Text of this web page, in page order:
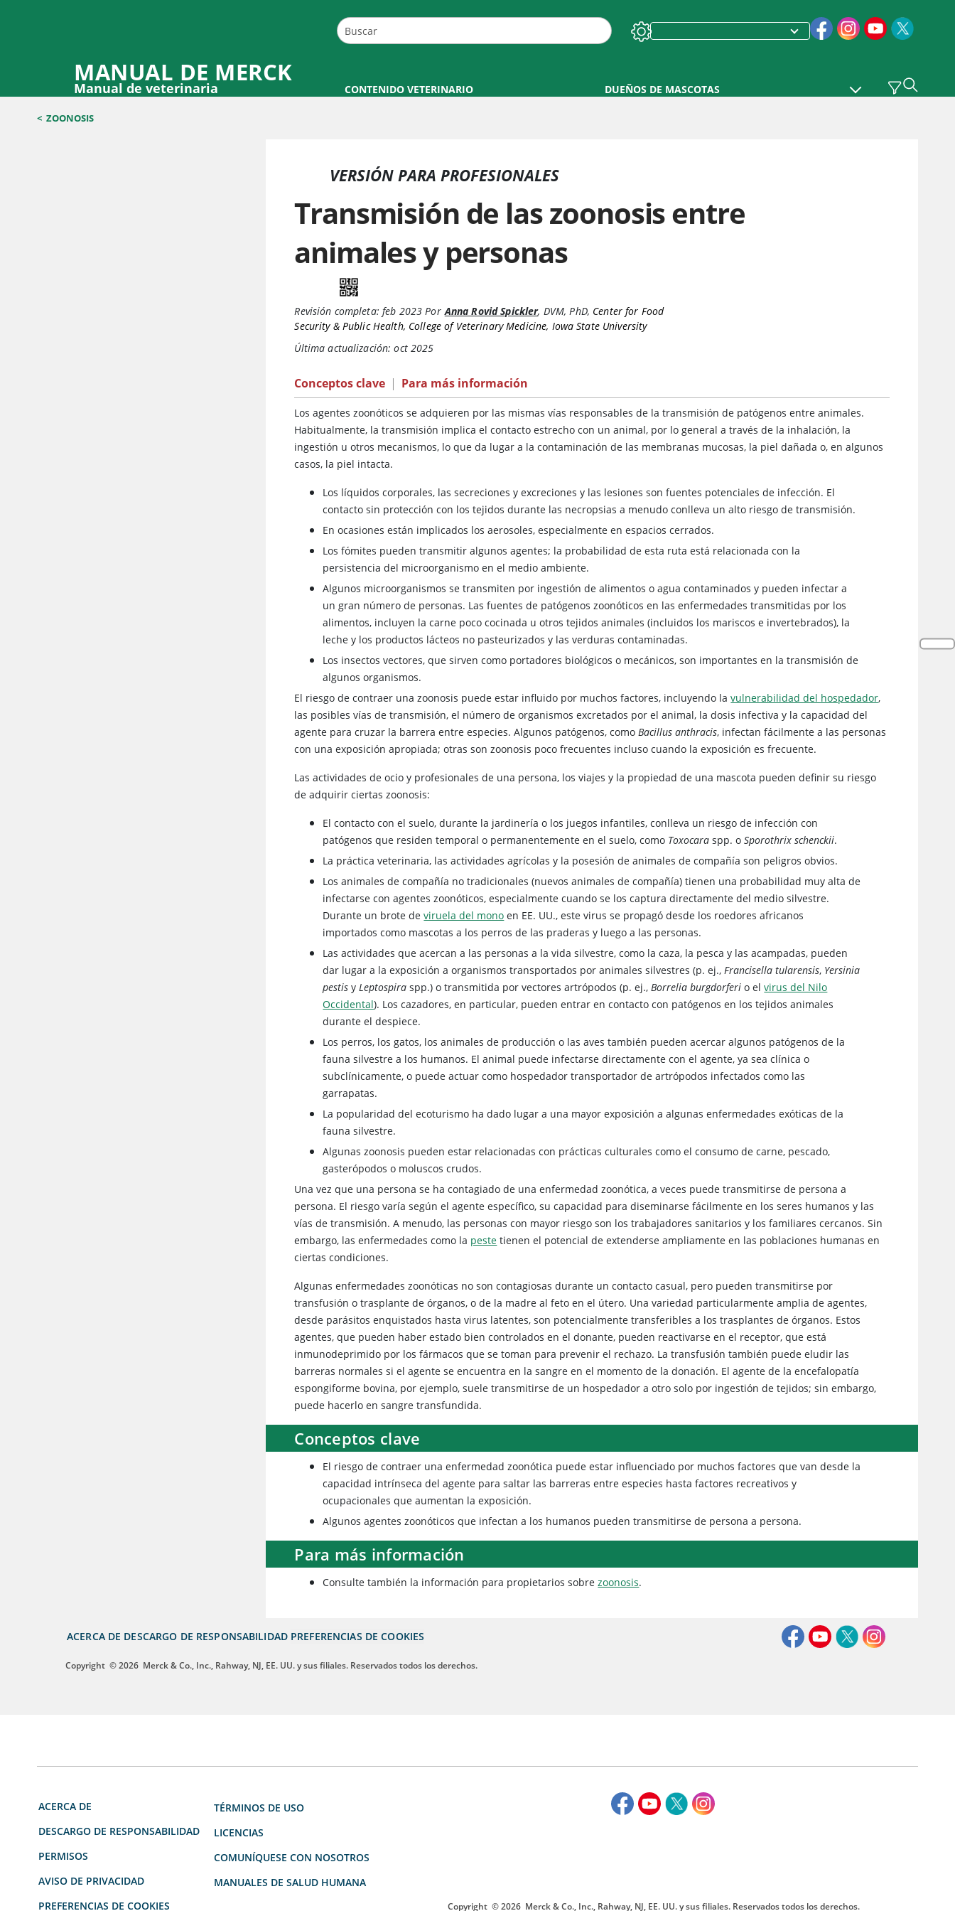
MANUAL DE MERCK
Manual de veterinaria CONTENIDO VETERINARIO DUEÑOS DE MASCOTAS
< ZOONOSIS
VERSIÓN PARA PROFESIONALES
Transmisión de las zoonosis entre
animales y personas
Revisión completa: feb 2023 Por Anna Rovid Spickler, DVM, PhD, Center for Food
Security & Public Health, College of Veterinary Medicine, Iowa State University
Última actualización: oct 2025
Conceptos clave | Para más información
Los agentes zoonóticos se adquieren por las mismas vías responsables de la transmisión de patógenos entre animales.
Habitualmente, la transmisión implica el contacto estrecho con un animal, por lo general a través de la inhalación, la
ingestión u otros mecanismos, lo que da lugar a la contaminación de las membranas mucosas, la piel dañada o, en algunos
casos, la piel intacta.
Los líquidos corporales, las secreciones y excreciones y las lesiones son fuentes potenciales de infección. El
contacto sin protección con los tejidos durante las necropsias a menudo conlleva un alto riesgo de transmisión.
En ocasiones están implicados los aerosoles, especialmente en espacios cerrados.
Los fómites pueden transmitir algunos agentes; la probabilidad de esta ruta está relacionada con la
persistencia del microorganismo en el medio ambiente.
Algunos microorganismos se transmiten por ingestión de alimentos o agua contaminados y pueden infectar a
un gran número de personas. Las fuentes de patógenos zoonóticos en las enfermedades transmitidas por los
alimentos, incluyen la carne poco cocinada u otros tejidos animales (incluidos los mariscos e invertebrados), la
leche y los productos lácteos no pasteurizados y las verduras contaminadas.
Los insectos vectores, que sirven como portadores biológicos o mecánicos, son importantes en la transmisión de
algunos organismos.
El riesgo de contraer una zoonosis puede estar influido por muchos factores, incluyendo lavulnerabilidad del hospedador,
las posibles vías de transmisión, el número de organismos excretados por el animal, la dosis infectiva y la capacidad del
agente para cruzar la barrera entre especies. Algunos patógenos, comoBacillus anthracis, infectan fácilmente a las personas
con una exposición apropiada; otras son zoonosis poco frecuentes incluso cuando la exposición es frecuente.
Las actividades de ocio y profesionales de una persona, los viajes y la propiedad de una mascota pueden definir su riesgo
de adquirir ciertas zoonosis:
El contacto con el suelo, durante la jardinería o los juegos infantiles, conlleva un riesgo de infección con
patógenos que residen temporal o permanentemente en el suelo, como Toxocara spp. oSporothrix schenckii.
La práctica veterinaria, las actividades agrícolas y la posesión de animales de compañía son peligros obvios.
Los animales de compañía no tradicionales (nuevos animales de compañía) tienen una probabilidad muy alta de
infectarse con agentes zoonóticos, especialmente cuando se los captura directamente del medio silvestre.
Durante un brote deviruela del mono en EE. UU., este virus se propagó desde los roedores africanos
importados como mascotas a los perros de las praderas y luego a las personas.
Las actividades que acercan a las personas a la vida silvestre, como la caza, la pesca y las acampadas, pueden
dar lugar a la exposición a organismos transportados por animales silvestres (p. ej.,Francisella tularensis, Yersinia
pestis yLeptospira spp.) o transmitida por vectores artrópodos (p. ej.,Borrelia burgdorferi o elvirus del Nilo
Occidental). Los cazadores, en particular, pueden entrar en contacto con patógenos en los tejidos animales
durante el despiece.
Los perros, los gatos, los animales de producción o las aves también pueden acercar algunos patógenos de la
fauna silvestre a los humanos. El animal puede infectarse directamente con el agente, ya sea clínica o
subclínicamente, o puede actuar como hospedador transportador de artrópodos infectados como las
garrapatas.
La popularidad del ecoturismo ha dado lugar a una mayor exposición a algunas enfermedades exóticas de la
fauna silvestre.
Algunas zoonosis pueden estar relacionadas con prácticas culturales como el consumo de carne, pescado,
gasterópodos o moluscos crudos.
Una vez que una persona se ha contagiado de una enfermedad zoonótica, a veces puede transmitirse de persona a
persona. El riesgo varía según el agente específico, su capacidad para diseminarse fácilmente en los seres humanos y las
vías de transmisión. A menudo, las personas con mayor riesgo son los trabajadores sanitarios y los familiares cercanos. Sin
embargo, las enfermedades como la peste tienen el potencial de extenderse ampliamente en las poblaciones humanas en
ciertas condiciones.
Algunas enfermedades zoonóticas no son contagiosas durante un contacto casual, pero pueden transmitirse por
transfusión o trasplante de órganos, o de la madre al feto en el útero. Una variedad particularmente amplia de agentes,
desde parásitos enquistados hasta virus latentes, son potencialmente transferibles a los trasplantes de órganos. Estos
agentes, que pueden haber estado bien controlados en el donante, pueden reactivarse en el receptor, que está
inmunodeprimido por los fármacos que se toman para prevenir el rechazo. La transfusión también puede eludir las
barreras normales si el agente se encuentra en la sangre en el momento de la donación. El agente de la encefalopatía
espongiforme bovina, por ejemplo, suele transmitirse de un hospedador a otro solo por ingestión de tejidos; sin embargo,
puede hacerlo en sangre transfundida.
Conceptos clave
El riesgo de contraer una enfermedad zoonótica puede estar influenciado por muchos factores que van desde la
capacidad intrínseca del agente para saltar las barreras entre especies hasta factores recreativos y
ocupacionales que aumentan la exposición.
Algunos agentes zoonóticos que infectan a los humanos pueden transmitirse de persona a persona.
Para más información
Consulte también la información para propietarios sobrezoonosis.
ACERCA DE DESCARGO DE RESPONSABILIDAD PREFERENCIAS DE COOKIES
Copyright © 2026 Merck & Co., Inc., Rahway, NJ, EE. UU. y sus filiales. Reservados todos los derechos.
ACERCA DE
DESCARGO DE RESPONSABILIDAD
PERMISOS
AVISO DE PRIVACIDAD
PREFERENCIAS DE COOKIES
TÉRMINOS DE USO
LICENCIAS
COMUNÍQUESE CON NOSOTROS
MANUALES DE SALUD HUMANA
Copyright © 2026 Merck & Co., Inc., Rahway, NJ, EE. UU. y sus filiales. Reservados todos los derechos.